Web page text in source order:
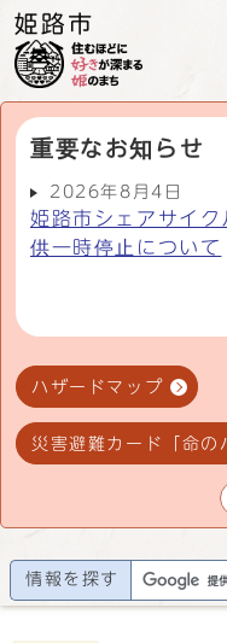
重要なお知らせ
2026年8月4日
姫路市シェアサイ
供一時停止について
ハザードマップ
災害避難カード「命の
情報を探す